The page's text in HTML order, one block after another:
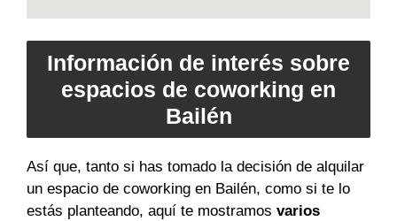
Información de interés sobre
espacios de coworking en
Bailén
Así que, tanto si has tomado la decisión de alquilar
un espacio de coworking en Bailén, como si te lo
estás planteando, aquí te mostramos varios